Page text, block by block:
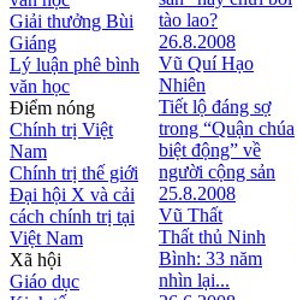
Giải thưởng Bùi
Giáng
Lý luận phê bình
văn học
Điểm nóng
Chính trị Việt
Nam
Chính trị thế giới
Đại hội X và cải
cách chính trị tại
Việt Nam
Xã hội
Giáo dục
tào lao?
26.8.2008
Vũ Quí Hạo
Nhiên
Tiết lộ đáng sợ
trong “Quận chúa
biệt động” về
người cộng sản
25.8.2008
Vũ Thất
Thất thủ Ninh
Bình: 33 năm
nhìn lại...